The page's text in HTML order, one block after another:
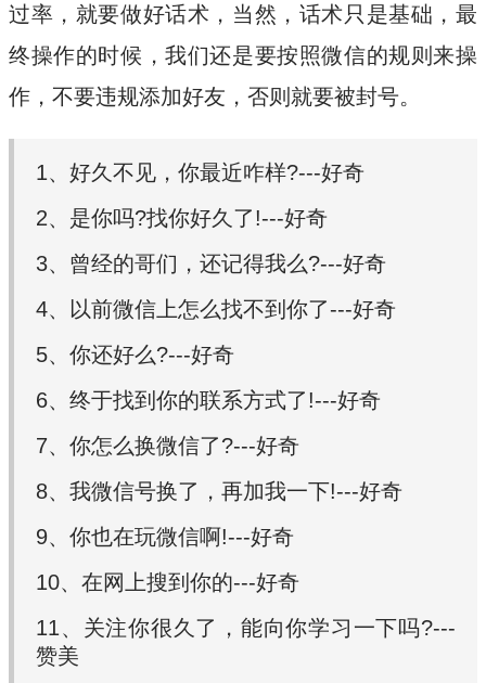
过率，就要做好话术，当然，话术只是基础，最
终操作的时候，我们还是要按照微信的规则来操
作，不要违规添加好友，否则就要被封号。
1、好久不见，你最近咋样?---好奇
2、是你吗?找你好久了!---好奇
3、曾经的哥们，还记得我么?---好奇
4、以前微信上怎么找不到你了---好奇
5、你还好么?---好奇
6、终于找到你的联系方式了!---好奇
7、你怎么换微信了?---好奇
8、我微信号换了，再加我一下!---好奇
9、你也在玩微信啊!---好奇
10、在网上搜到你的---好奇
11、关注你很久了，能向你学习一下吗?---
赞美